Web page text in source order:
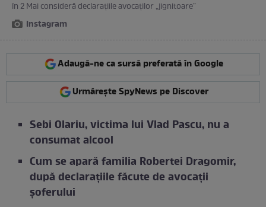
în 2 Mai consideră declarațiile avocaților „jignitoare”
Instagram
Adaugă-ne ca sursă preferată în Google
Urmărește SpyNews pe Discover
Sebi Olariu, victima lui Vlad Pascu, nu a
consumat alcool
Cum se apară familia Robertei Dragomir,
după declarațiile făcute de avocații
șoferului